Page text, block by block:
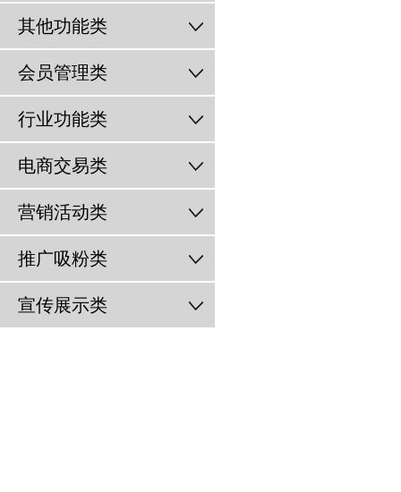
其他功能类
会员管理类
行业功能类
电商交易类
营销活动类
推广吸粉类
宣传展示类